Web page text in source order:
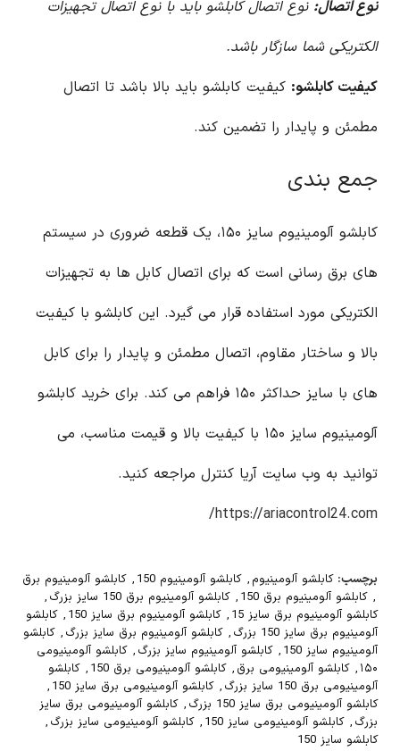
نوع اتصال: نوع اتصال کابلشو باید با نوع اتصال تجهیزات
الکتریکی شما سازگار باشد.
کیفیت کابلشو: کیفیت کابلشو باید بالا باشد تا اتصال
مطمئن و پایدار را تضمین کند.
جمع بندی
کابلشو آلومینیوم سایز ۱۵۰، یک قطعه ضروری در سیستم
های برق رسانی است که برای اتصال کابل ها به تجهیزات
الکتریکی مورد استفاده قرار می گیرد. این کابلشو با کیفیت
بالا و ساختار مقاوم، اتصال مطمئن و پایدار را برای کابل
های با سایز حداکثر ۱۵۰ فراهم می کند. برای خرید کابلشو
آلومینیوم سایز ۱۵۰ با کیفیت بالا و قیمت مناسب، می
توانید به وب سایت آریا کنترل مراجعه کنید.
https://ariacontrol24.com/
برچسب: کابلشو آلومینیوم , کابلشو آلومینیوم 150 , کابلشو آلومینیوم برق
, کابلشو آلومینیوم برق 150 , کابلشو آلومینیوم برق 150 سایز بزرگ
,
کابلشو آلومینیوم برق سایز 15
, کابلشو آلومینیوم برق سایز 150 , کابلشو
آلومینیوم برق سایز 150 بزرگ
, کابلشو آلومینیوم برق سایز بزرگ , کابلشو
آلومینیوم سایز 150
, کابلشو آلومینیوم سایز بزرگ , کابلشو آلومینیومی
۱۵۰ , کابلشو آلومینیومی برق , کابلشو آلومینیومی برق 150 , کابلشو
آلومینیومی برق 150 سایز بزرگ
, کابلشو آلومینیومی برق سایز 150
,
کابلشو آلومینیومی برق سایز 150 بزرگ
, کابلشو آلومینیومی برق سایز
بزرگ , کابلشو آلومینیومی سایز 150 , کابلشو آلومینیومی سایز بزرگ ,
کابلشو سایز 150